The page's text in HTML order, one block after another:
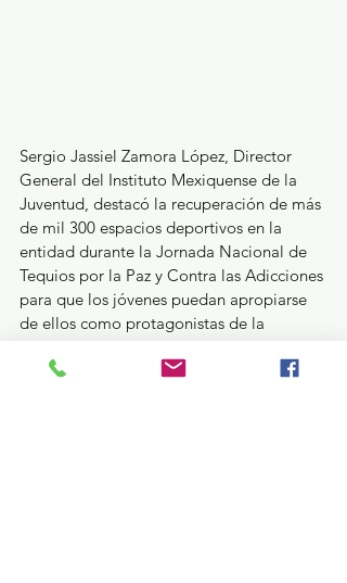
Sergio Jassiel Zamora López, Director
General del Instituto Mexiquense de la
Juventud, destacó la recuperación de más
de mil 300 espacios deportivos en la
entidad durante la Jornada Nacional de
Tequios por la Paz y Contra las Adicciones
para que los jóvenes puedan apropiarse
de ellos como protagonistas de la